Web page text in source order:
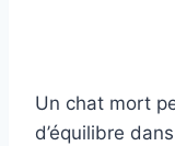
Un chat mort
d’équilibre